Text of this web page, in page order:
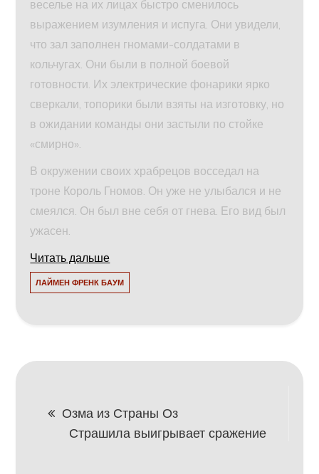
веселье на их лицах быстро сменилось
выражением изумления и испуга. Они увидели,
что зал заполнен гномами-солдатами в
кольчугах. Они были в полной боевой
готовности. Их электрические фонарики ярко
сверкали, топорики были взяты на изготовку, но
в ожидании команды они застыли по стойке
«смирно».
В окружении своих храбрецов восседал на
троне Король Гномов. Он уже не улыбался и не
смеялся. Он был вне себя от гнева. Его вид был
ужасен.
Читать дальше
ЛАЙМЕН ФРЕНК БАУМ
Навигация
Озма из Страны Оз
Страшила выигрывает сражение